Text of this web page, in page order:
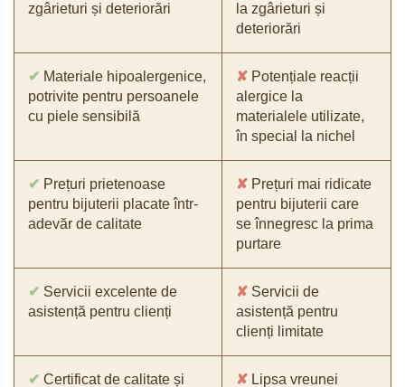
zgârieturi și deteriorări
la zgârieturi și
deteriorări
✔ Materiale hipoalergenice,
potrivite pentru persoanele
cu piele sensibilă
✘ Potențiale reacții
alergice la
materialele utilizate,
în special la nichel
✔ Prețuri prietenoase
pentru bijuterii placate într-
adevăr de calitate
✘ Prețuri mai ridicate
pentru bijuterii care
se înnegresc la prima
purtare
✔ Servicii excelente de
asistență pentru clienți
✘ Servicii de
asistență pentru
clienți limitate
✔ Certificat de calitate și
✘ Lipsa vreunei